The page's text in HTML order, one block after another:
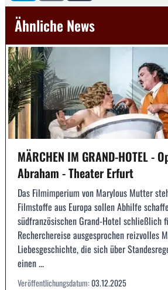
Ähnliche News
MÄRCHEN IM GRAND-HOTEL -
Abraham - Theater Erfurt
Das Filmimperium von Marylous Mutter
Filmstoffe aus Europa sollen Abhilfe
südfranzösischen Grand-Hotel schließlich
Recherchereise ausgesprochen reizvolles
Liebesgeschichte, die sich über
einen ...
Veröffentlichungsdatum:03.12.2025